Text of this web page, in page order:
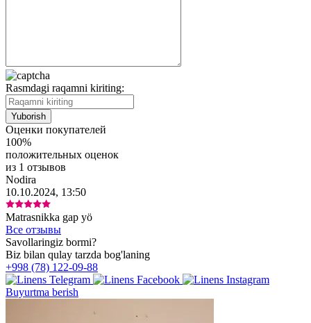
Rasmdagi raqamni kiriting:
Оценки покупателей
100%
положительных оценок
из 1 отзывов
Nodira
10.10.2024, 13:50
Matrasnikka gap yö
Все отзывы
Savollaringiz bormi?
Biz bilan qulay tarzda bog'laning
+998 (78) 122-09-88
Buyurtma berish